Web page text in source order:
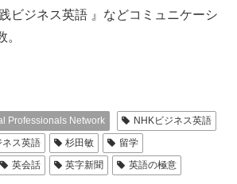
ビジネス英語 』などコミュニケーシ
Professionals Network
NHKビジネス英語
ネス英語 杉田敏
留学
英会話 英字新聞
英語の極意